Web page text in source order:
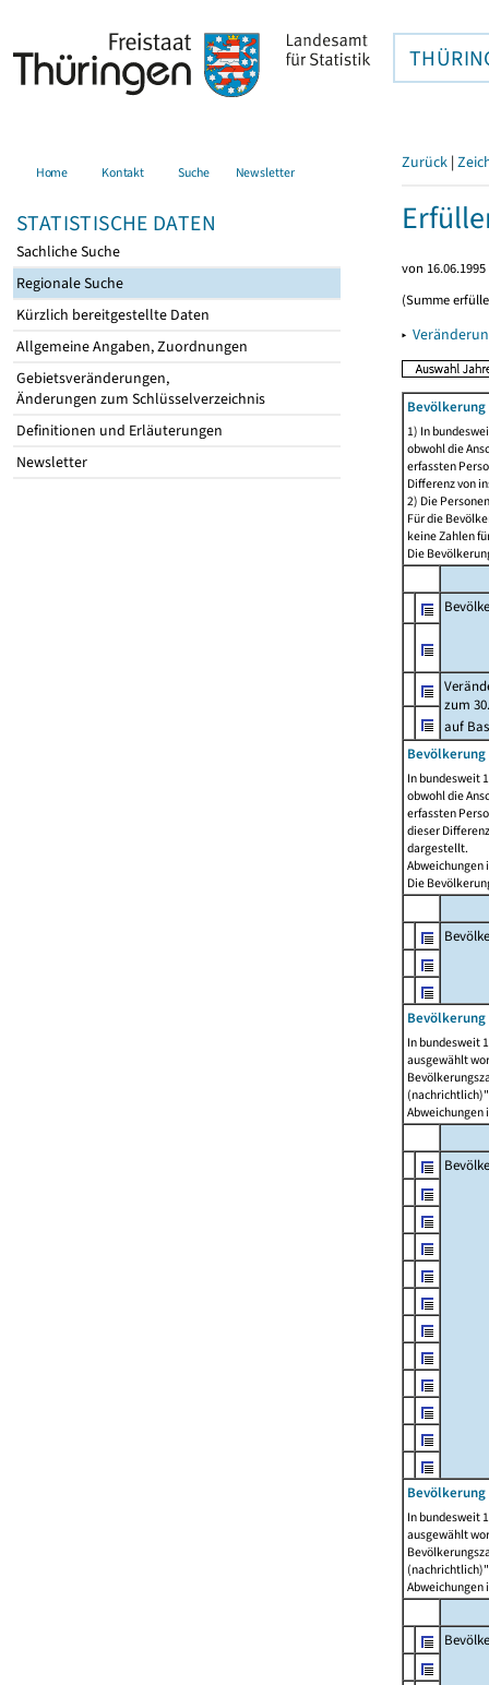
Home Kontakt Suche Newsletter
STATISTISCHE DATEN
Sachliche Suche
Regionale Suche
Kürzlich bereitgestellte Daten
Allgemeine Angaben, Zuordnungen
Gebietsveränderungen,
Änderungen zum Schlüsselverzeichnis
Definitionen und Erläuterungen
Newsletter
Zurück |
von
(Summe
▸
1) In
obwohl die
erfassten
Differenz von
2) Die
Für die
keine Zahlen
Die
zum
auf
Bevölkerung
In bundesweit
obwohl die
erfassten
dieser
dargestellt.
Abweichungen
Die
In bundesweit
ausgewählt
Abweichungen
In bundesweit
ausgewählt
Abweichungen